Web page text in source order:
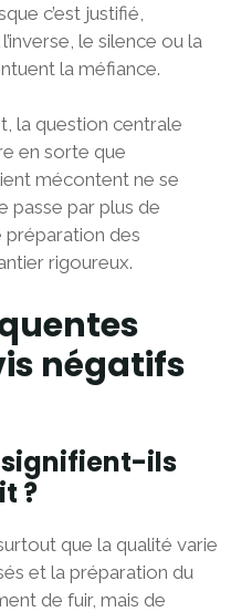
c’est justifié,
le silence ou la
la méfiance.
la question centrale
en sorte que
mécontent ne se
passe par plus de
préparation des
rigoureux.
négatifs
signifient-ils
?
que la qualité varie
et la préparation du
de fuir, mais de